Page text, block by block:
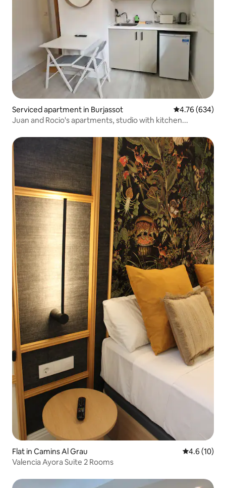
Serviced apartment in Burjassot 4.76 out of 5
4.76 (634)
Juan and Rocio's apartments, studio with kitchen...
Flat in Camins Al Grau 4.6 out of 5
4.6 (10)
Valencia Ayora Suite 2 Rooms